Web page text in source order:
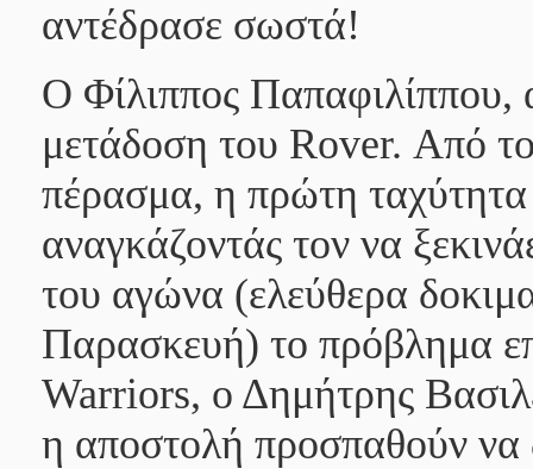
αντέδρασε σωστά!
Ο Φίλιππος Παπαφιλίππου,
μετάδοση του Rover. Από
πέρασμα, η πρώτη
αναγκάζοντάς τον να
του αγώνα (ελεύθερα
Παρασκευή) το πρόβλημα
Warriors, ο Δημήτρης
η αποστολή προσπαθούν να